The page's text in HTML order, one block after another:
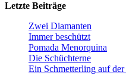
Letzte Beiträge
Zwei Diamanten
Immer beschützt
Pomada Menorquina
Die Schüchterne
Ein Schmetterling auf